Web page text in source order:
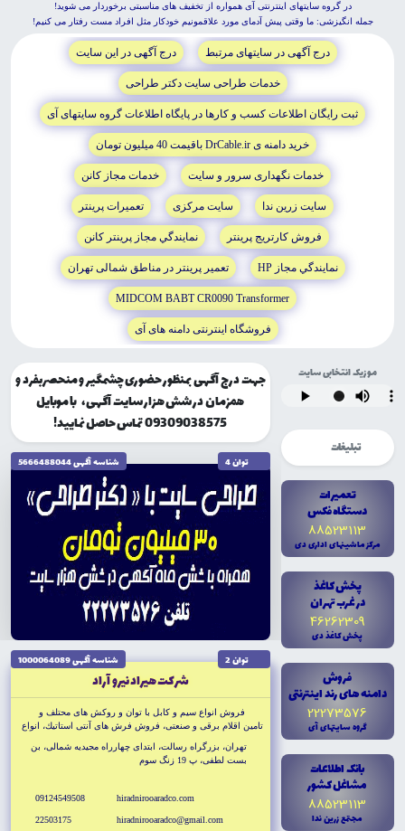
در گروه سايتهاى اينترنتى آى همواره از تخفيف هاى مناسبتى برخوردار مى شويد!
جمله انگيزشى: ما وقتى پيش آدماى مورد علاقمونيم خودکار مثل افراد مست رفتار مى کنيم!
درج آگهى در سايتهاى مرتبط درج آگهى در اين سايت
خدمات طراحى سايت دکتر طراحى
ثبت رايگان اطلاعات کسب و کارها در پايگاه اطلاعات گروه سايتهاى آى
خريد دامنه ى DrCable.ir باقيمت 40 ميليون تومان
خدمات نگهدارى سرور و سايت خدمات مجاز کانن
سايت زرين ندا سايت مرکزى تعميرات پرينتر
فروش کارتريج پرينتر نمايندگي مجاز پرينتر کانن
نمايندگي مجاز HP تعمير پرينتر در مناطق شمالى تهران
MIDCOM BABT CR0090 Transformer
فروشگاه اينترنتى دامنه هاى آى
موزیک انتخابی سایت
تبلیغات
تعميرات
دستگاه فکس
88523113
مرکز ماشينهاى ادارى دى
پخش کاغذ
در غرب تهران
46262309
پخش کاغذ دى
فروش
دامنه هاى رند اينترنتى
22273576
گروه سايتهاى آى
بانک اطلاعات
مشاغل کشور
88523113
مجتمع زرين ندا
جهت درج آگهی بمنظور حضوری چشمگیر و منحصربفرد و
همزمان در شش هزار سایت آگهی، با موبایل
09309038575 تماس حاصل نمایید!
توان 4 شناسه آگهى 5666488044
توان 2 شناسه آگهى 1000064089
شركت هيراد نيرو آراد
فروش انواع سيم و كابل با توان و روكش هاى محتلف و
تامين اقلام برقى و صنعتى، فروش فرش هاى آنتى استاتيك، انواع
فيوز، لودسل، اينورتر، اورهال تعميرات و تعويض روغن ترانس،
موتور برق و ديزل ژنراتو، رله، ترنسميتر، كنتاكتور، دژنكتور، كليد
تهران، بزرگراه رسالت، ابتداى چهارراه مجيديه شمالى، بن
بست لطفى، پ 19 زنگ سوم
hiradnirooaradco.com
hiradnirooaradco@gmail.com
09124549508
22503175